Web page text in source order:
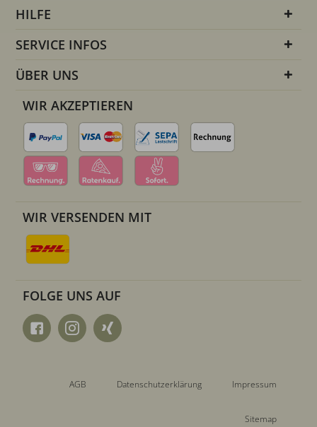
HILFE
SERVICE INFOS
ÜBER UNS
WIR AKZEPTIEREN
WIR VERSENDEN MIT
FOLGE UNS AUF
AGB Datenschutzerklärung Impressum
Sitemap